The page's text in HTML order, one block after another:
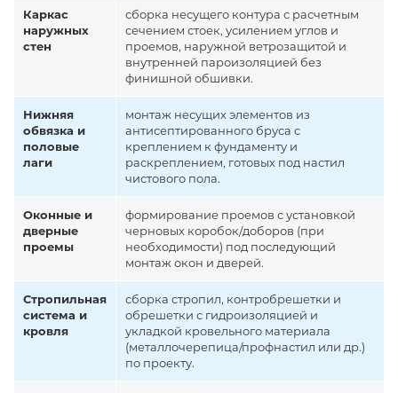
Каркас
наружных
стен
сборка несущего контура с расчетным
сечением стоек, усилением углов и
проемов, наружной ветрозащитой и
внутренней пароизоляцией без
финишной обшивки.
Нижняя
обвязка и
половые
лаги
монтаж несущих элементов из
антисептированного бруса с
креплением к фундаменту и
раскреплением, готовых под настил
чистового пола.
Оконные и
дверные
проемы
формирование проемов с установкой
черновых коробок/доборов (при
необходимости) под последующий
монтаж окон и дверей.
Стропильная
система и
кровля
сборка стропил, контробрешетки и
обрешетки с гидроизоляцией и
укладкой кровельного материала
(металлочерепица/профнастил или др.)
по проекту.